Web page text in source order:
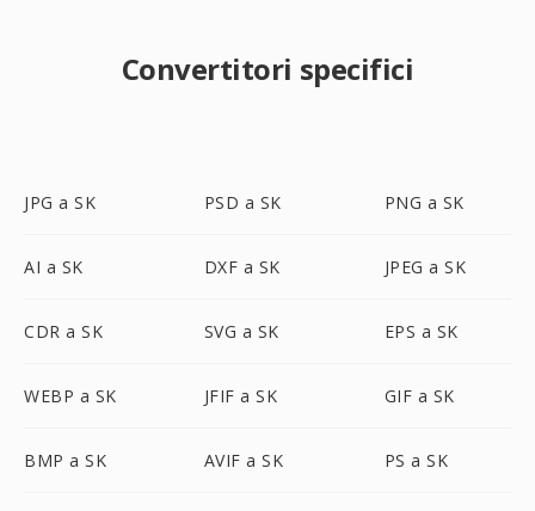
Convertitori specifici
JPG a SK PSD a SK PNG a SK
AI a SK DXF a SK JPEG a SK
CDR a SK SVG a SK EPS a SK
WEBP a SK JFIF a SK GIF a SK
BMP a SK AVIF a SK PS a SK